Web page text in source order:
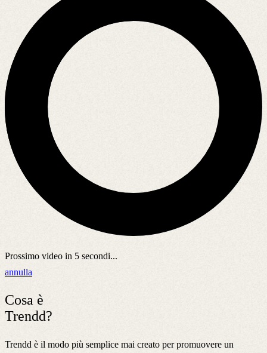
Prossimo video in 5 secondi...
annulla
Cosa è
Trendd?
Trendd è il modo più semplice mai creato per promuovere un